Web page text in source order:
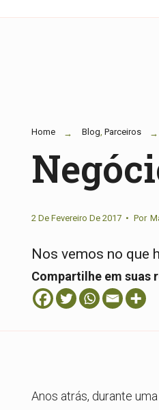
Home Blog, Parceiros
2 De Fevereiro De 2017 • Por
Nos vemos no que
Compartilhe em suas
Anos atrás, durante